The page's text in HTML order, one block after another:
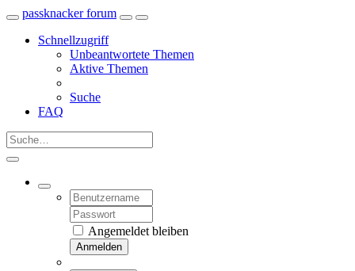
passknacker forum
Schnellzugriff
Unbeantwortete Themen
Aktive Themen
Suche
FAQ
Angemeldet bleiben
Anmelden